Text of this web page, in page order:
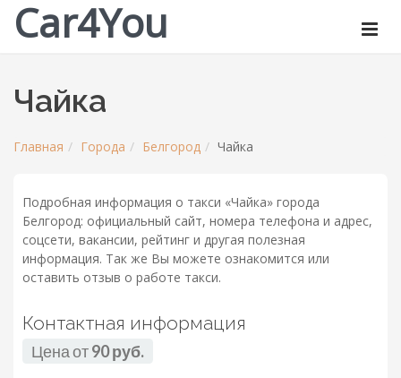
Car4You
Чайка
Главная Города Белгород Чайка
Подробная информация о такси «Чайка» города
Белгород: официальный сайт, номера телефона и адрес,
соцсети, вакансии, рейтинг и другая полезная
информация. Так же Вы можете ознакомится или
оставить отзыв о работе такси.
Контактная информация
Цена от90 руб.